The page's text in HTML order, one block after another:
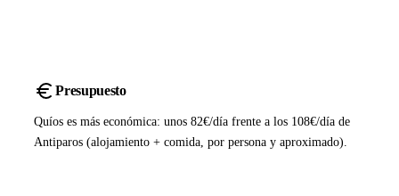
Presupuesto
Quíos es más económica: unos 82€/día frente a los 108€/día de
Antiparos (alojamiento + comida, por persona y aproximado).